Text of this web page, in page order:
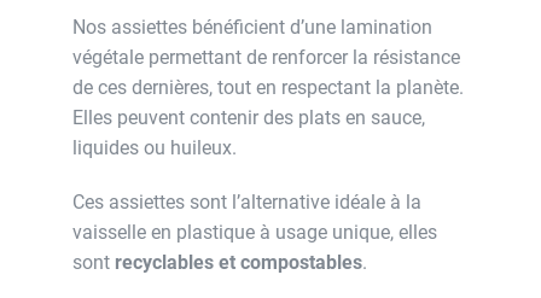
Nos assiettes bénéficient d’une lamination
végétale permettant de renforcer la résistance
de ces dernières, tout en respectant la planète.
Elles peuvent contenir des plats en sauce,
liquides ou huileux.
Ces assiettes sont l’alternative idéale à la
vaisselle en plastique à usage unique, elles
sont recyclables et compostables.